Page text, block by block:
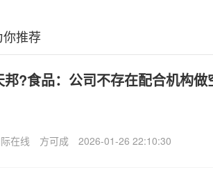
你推荐
邦?食品：公司不存在配合机构
在线 方可成 2026-01-26 22:10:30